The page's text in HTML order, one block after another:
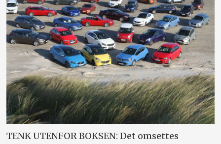
TENK UTENFOR BOKSEN: Det omsettes